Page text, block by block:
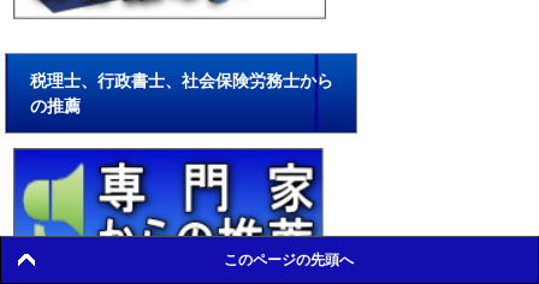
税理士、行政書士、社会保険労務士から
の推薦
このページの先頭へ